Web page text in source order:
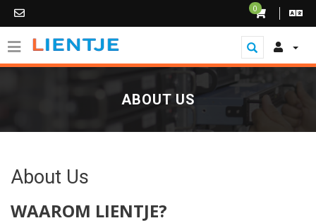
0
ABOUT US
About Us
WAAROM LIENTJE?